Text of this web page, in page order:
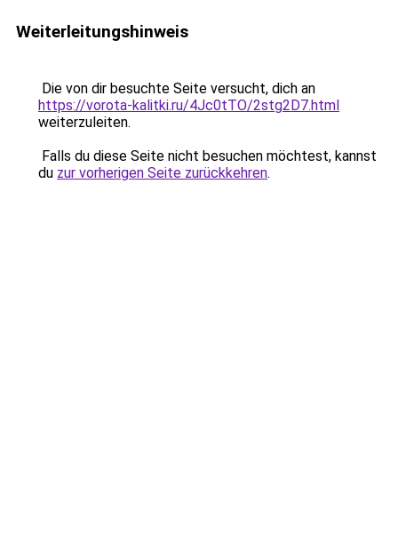
Weiterleitungshinweis
Die von dir besuchte Seite versucht, dich an
https://vorota-kalitki.ru/4Jc0tTO/2stg2D7.html
weiterzuleiten.
Falls du diese Seite nicht besuchen möchtest, kannst
du zur vorherigen Seite zurückkehren.